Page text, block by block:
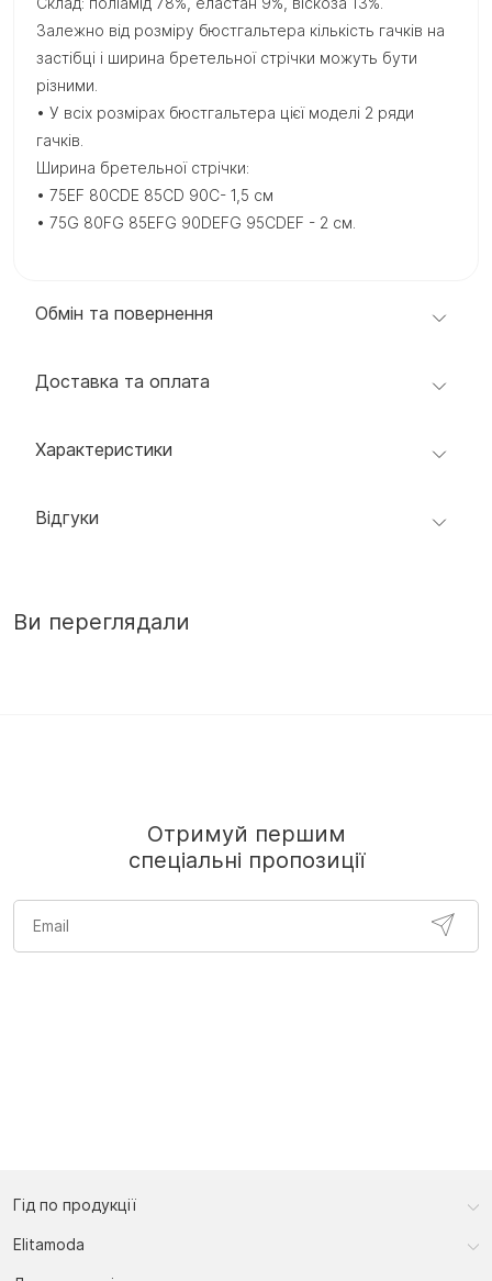
Залежно від розміру бюстгальтера кількість гачків на
застібці і ширина бретельної стрічки можуть бути
різними.
• У всіх розмірах бюстгальтера цієї моделі 2 ряди
гачків.
Ширина бретельної стрічки:
• 75EF 80CDE 85CD 90C- 1,5 см
• 75G 80FG 85EFG 90DEFG 95CDEF - 2 см.
Обмін та повернення
Доставка та оплата
Характеристики
Відгуки
Ви переглядали
Отримуй першим
спеціальні пропозиції
Гід по продукції
Elitamoda